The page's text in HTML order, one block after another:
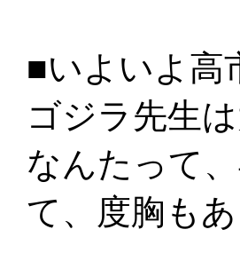
■いよいよ高
ゴジラ先生
なんたって
て、度胸もあ